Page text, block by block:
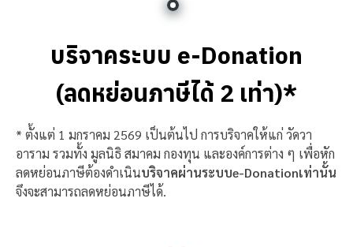
บริจาคระบบ e-Donation
(ลดหย่อนภาษีได้ 2 เท่า)*
* ตั้งแต่ 1 มกราคม 2569 เป็นต้นไป การบริจาคให้แก่ วัดวา
อาราม รวมทั้ง มูลนิธิ สมาคม กองทุน และองค์การต่าง ๆ เพื่อหัก
ลดหย่อนภาษีต้องดำเนินบริจาคผ่านระบบe-Donationเท่านั้น
จึงจะสามารถลดหย่อนภาษีได้.